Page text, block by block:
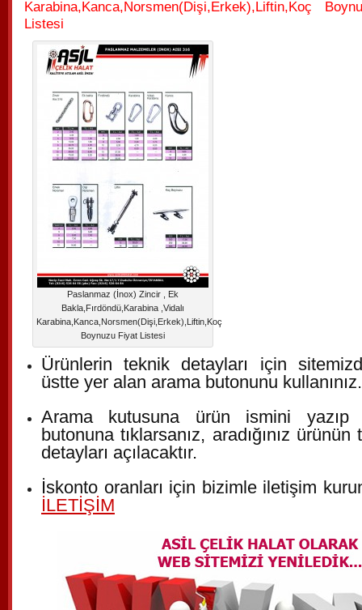
Karabina,Kanca,Norsmen(Dişi,Erkek),Liftin,Koç
Listesi
Paslanmaz (İnox) Zincir , Ek
Bakla,Fırdöndü,Karabina ,Vidalı
Karabina,Kanca,Norsmen(Dişi,Erkek),Liftin,Koç
Boynuzu Fiyat Listesi
Ürünlerin teknik detayları için
üstte yer alan arama butonunu kullanınız.
Arama kutusuna ürün ismini yazıp
butonuna tıklarsanız, aradığınız ürünün
detayları açılacaktır.
İskonto oranları için bizimle iletişim
İLETİŞİM